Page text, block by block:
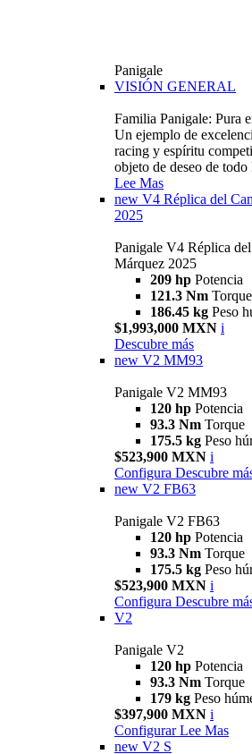
Panigale
VISIÓN GENERAL
Familia Panigale: Pura
Un ejemplo de
racing y espíritu
objeto de deseo de todo
Lee Mas
new V4 Réplica del
2025
Panigale V4 Réplica
Márquez 2025
209 hp Potencia
121.3 Nm Torque
186.45 kg Peso
$1,993,000 MXN i
Descubre más
new V2 MM93
Panigale V2 MM93
120 hp Potencia
93.3 Nm Torque
175.5 kg Peso
$523,900 MXN i
Configura Descubre
new V2 FB63
Panigale V2 FB63
120 hp Potencia
93.3 Nm Torque
175.5 kg Peso
$523,900 MXN i
Configura Descubre
V2
Panigale V2
120 hp Potencia
93.3 Nm Torque
179 kg Peso
$397,900 MXN i
Configurar Lee Mas
new V2 S